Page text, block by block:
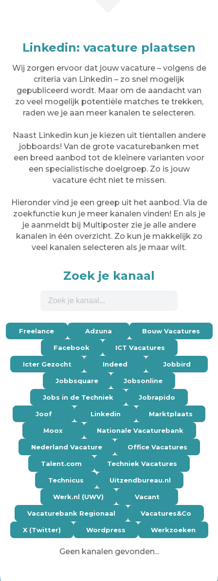
Linkedin: vacature plaatsen
Wij zorgen ervoor dat jouw vacature – volgens de
criteria van Linkedin – zo snel mogelijk
gepubliceerd wordt. Maar om de aandacht van
zo veel mogelijk potentiële matches te trekken,
raden we je aan meer kanalen te selecteren.
Naast Linkedin kun je kiezen uit tientallen andere
jobboards! Van de grote vacaturebanken met
een breed aanbod tot de kleinere varianten voor
een specialistische doelgroep. Zo is jouw
vacature écht niet te missen.
Hieronder vind je een greep uit het aanbod. Via de
zoekfunctie kun je meer kanalen vinden! En als je
je aanmeldt bij Multiposter zie je alle andere
kanalen in één overzicht. Zo kun je makkelijk zo
veel kanalen selecteren als je maar wilt.
Zoek je kanaal
Freelance Adzuna Bouw Vacatures
Facebook ICT Vacatures
Icter Gezocht Indeed Jobbird
Jobbsquare Jobsonline
Jobs in de Techniek Jobrapido
Joof Linkedin Marktplaats
Moox Nationale Vacaturebank
Nederland Vacature Office Vacatures
Talent.com Techniek Vacatures
Technicus Uitzendbureau.nl
Werk.nl (UWV) Vacant
Vacaturebank Regionaal Vacatures&Co
X (Twitter) Wordpress Werkzoeken
Geen kanalen gevonden...